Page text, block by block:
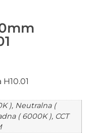
), Neutralna (
( 6000K ), CCT